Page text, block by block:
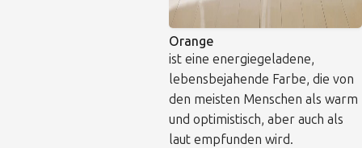
Orange
ist eine energiegeladene,
lebensbejahende Farbe, die von
den meisten Menschen als warm
und optimistisch, aber auch als
laut empfunden wird.